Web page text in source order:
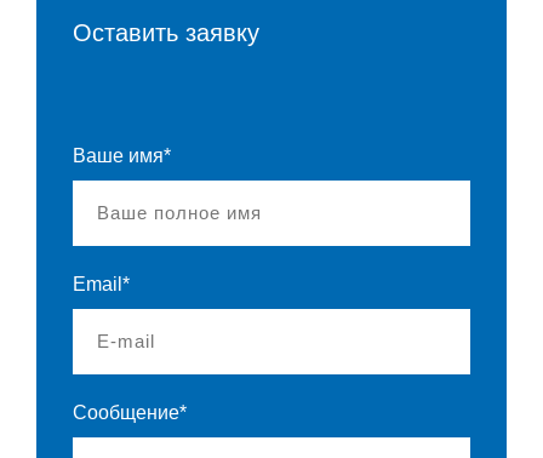
Оставить заявку
Ваше имя*
Email*
Сообщение*